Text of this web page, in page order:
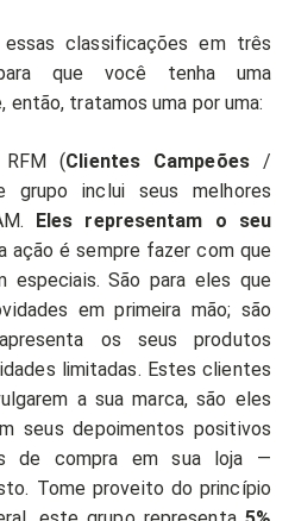
essas classificações em três
que você tenha uma
então, tratamos uma por uma:
RFM (Clientes Campeões/
inclui seus melhores
Eles representam o seu
ação é sempre fazer com que
São para eles que
em primeira mão; são
os seus produtos
limitadas. Estes clientes
a sua marca, são eles
seus depoimentos positivos
de compra em sua loja —
Tome proveito do princípio